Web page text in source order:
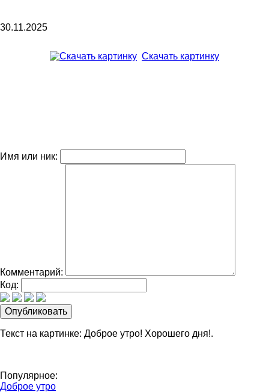
30.11.2025
Скачать картинку
Имя или ник:
Комментарий:
Код:
Текст на картинке: Доброе утро! Хорошего дня!.
Популярное:
Доброе утро